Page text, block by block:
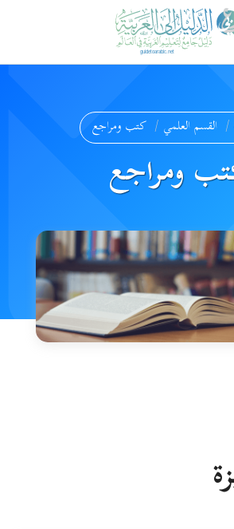
القسم العلمي كتب ومراجع
ومراجع